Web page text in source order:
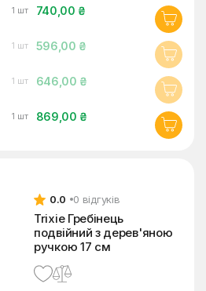
740,00 ₴
1 шт
596,00 ₴
1 шт
646,00 ₴
1 шт
869,00 ₴
1 шт
0.0 0 відгуків
Trixie Гребінець
подвійний з дерев'яною
ручкою 17 см